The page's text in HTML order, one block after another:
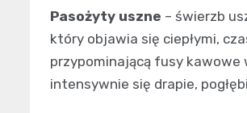
Pasożyty uszne – świerzb
który objawia się ciepłymi,
przypominającą fusy
intensywnie się drapie,